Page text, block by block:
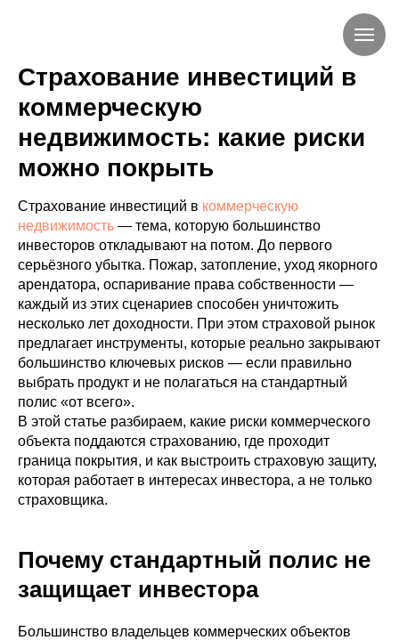
Страхование инвестиций в
коммерческую
недвижимость: какие риски
можно покрыть
Страхование инвестиций в коммерческую
недвижимость — тема, которую большинство
инвесторов откладывают на потом. До первого
серьёзного убытка. Пожар, затопление, уход якорного
арендатора, оспаривание права собственности —
каждый из этих сценариев способен уничтожить
несколько лет доходности. При этом страховой рынок
предлагает инструменты, которые реально закрывают
большинство ключевых рисков — если правильно
выбрать продукт и не полагаться на стандартный
полис «от всего».
В этой статье разбираем, какие риски коммерческого
объекта поддаются страхованию, где проходит
граница покрытия, и как выстроить страховую защиту,
которая работает в интересах инвестора, а не только
страховщика.
Почему стандартный полис не
защищает инвестора
Большинство владельцев коммерческих объектов